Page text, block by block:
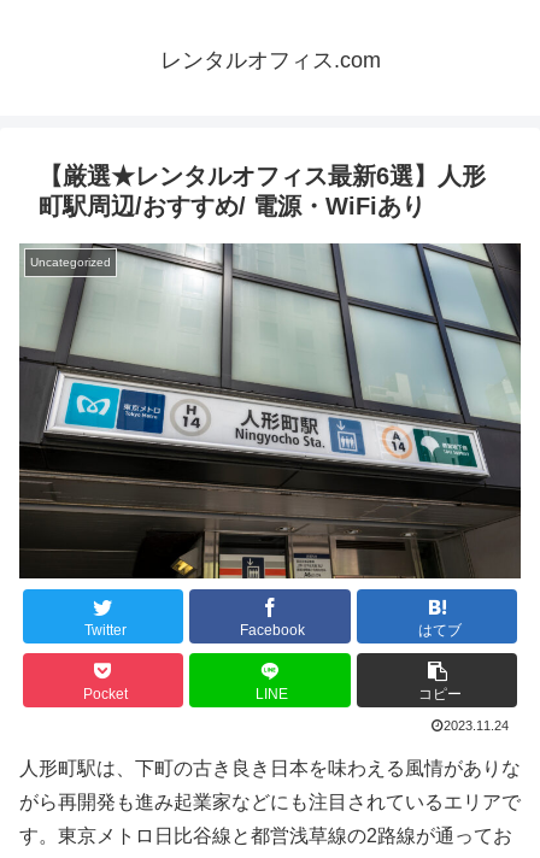
レンタルオフィス.com
【厳選★レンタルオフィス最新6選】人形
町駅周辺/おすすめ/ 電源・WiFiあり
Uncategorized
Twitter Facebook はてブ
Pocket LINE コピー
2023.11.24
人形町駅は、下町の古き良き日本を味わえる風情がありな
がら再開発も進み起業家などにも注目されているエリアで
す。東京メトロ日比谷線と都営浅草線の2路線が通ってお